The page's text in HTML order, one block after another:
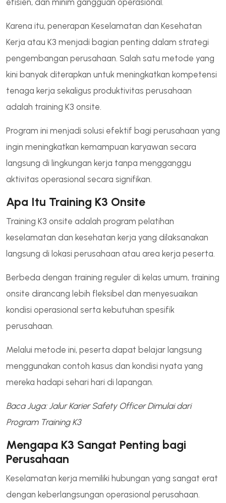
Karena itu, penerapan Keselamatan dan Kesehatan
Kerja atau K3 menjadi bagian penting dalam strategi
pengembangan perusahaan. Salah satu metode yang
kini banyak diterapkan untuk meningkatkan kompetensi
tenaga kerja sekaligus produktivitas perusahaan
adalah training K3 onsite.
Program ini menjadi solusi efektif bagi perusahaan yang
ingin meningkatkan kemampuan karyawan secara
langsung di lingkungan kerja tanpa mengganggu
aktivitas operasional secara signifikan.
Apa Itu Training K3 Onsite
Training K3 onsite adalah program pelatihan
keselamatan dan kesehatan kerja yang dilaksanakan
langsung di lokasi perusahaan atau area kerja peserta.
Berbeda dengan training reguler di kelas umum, training
onsite dirancang lebih fleksibel dan menyesuaikan
kondisi operasional serta kebutuhan spesifik
perusahaan.
Melalui metode ini, peserta dapat belajar langsung
menggunakan contoh kasus dan kondisi nyata yang
mereka hadapi sehari hari di lapangan.
Baca Juga: Jalur Karier Safety Officer Dimulai dari
Program Training K3
Mengapa K3 Sangat Penting bagi
Perusahaan
Keselamatan kerja memiliki hubungan yang sangat erat
dengan keberlangsungan operasional perusahaan.